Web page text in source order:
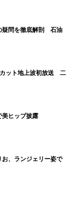
疑問を徹底解剖 石油
カット地上波初放送 二
美ヒップ披露
、ランジェリー姿で